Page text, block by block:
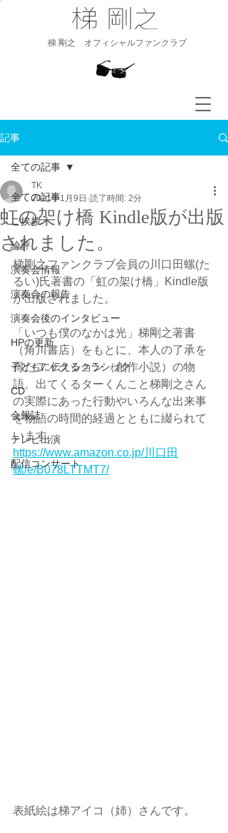
​梯 剛之 オフィシャルファンクラブ
記事
全ての記事
ご挨拶
論評
演奏会情報
演奏会の報告
演奏会後のインタビュー
HPの更新
子どもに伝えるクラシック
CD
会報誌
テレビ出演
配信コンサート
全ての記事
虹の架け橋 Kindle版が出版
されました。
TK
2021年1月9日 読了時間: 2分
梯剛之ファンクラブ会員の川口田螺(た
るい)氏著書の「虹の架け橋」Kindle版
が出版されました。
「いつも僕のなかは光」梯剛之著書
（角川書店）をもとに、本人の了承を
得たフィクション（創作小説）の物
語。出てくるターくんこと梯剛之さん
の実際にあった行動やいろんな出来事
を物語の時間的経過とともに綴られて
います。
https://www.amazon.co.jp/川口田
螺/e/B078LTTMT7/
表紙絵は梯アイコ（姉）さんです。